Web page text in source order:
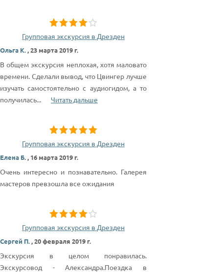
Групповая экскурсия в Дрезден
Ольга К.,23 марта 2019 г.
В общем экскурсия неплохая, хотя маловато
времени. Сделали вывод, что Цвингер лучше
изучать самостоятельно с аудиогидом, а то
получилась... Читать дальше
Групповая экскурсия в Дрезден
Елена Б., 16 марта 2019 г.
Очень интересно и познавательно. Галерея
мастеров превзошла все ожидания
Групповая экскурсия в Дрезден
Сергей П.,20 февраля 2019 г.
Экскурсия в целом понравилась.
Экскурсовод - Александра.Поездка в